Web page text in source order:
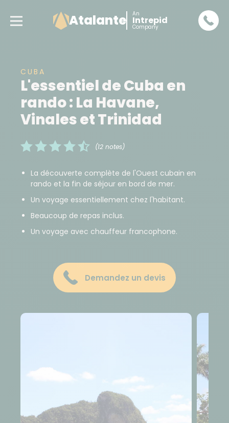
Atalante An
Intrepid
Company
CUBA
L'essentiel de Cuba en
rando : La Havane,
Vinales et Trinidad
(12 notes)
La découverte complète de l'Ouest cubain en
rando et la fin de séjour en bord de mer.
Un voyage essentiellement chez l'habitant.
Beaucoup de repas inclus.
Un voyage avec chauffeur francophone.
Demandez un devis